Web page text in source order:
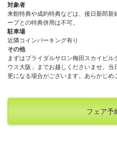
対象者
来館特典や成約特典などは、後日新郎
ープとの特典併用は不可。
駐車場
近隣コインパーキング有り
その他
まずはブライダルサロン梅田スカイビ
ウス大阪」までお越しくださいませ。
更になる場合がございます。あらかじめ
フェア予